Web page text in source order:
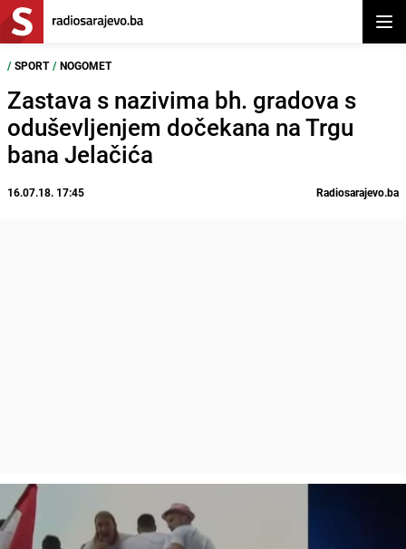
/ SPORT / NOGOMET
Zastava s nazivima bh. gradova s
oduševljenjem dočekana na Trgu
bana Jelačića
16.07.18. 17:45 Radiosarajevo.ba